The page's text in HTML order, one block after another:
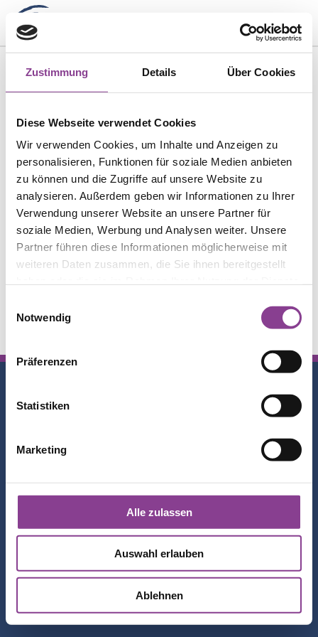
Zustimmung Details Über Cookies
Diese Webseite verwendet Cookies
Wir verwenden Cookies, um Inhalte und Anzeigen zu
personalisieren, Funktionen für soziale Medien anbieten
zu können und die Zugriffe auf unsere Website zu
analysieren. Außerdem geben wir Informationen zu Ihrer
Verwendung unserer Website an unsere Partner für
soziale Medien, Werbung und Analysen weiter. Unsere
Partner führen diese Informationen möglicherweise mit
weiteren Daten zusammen, die Sie ihnen bereitgestellt
Notwendig
Präferenzen
Statistiken
Marketing
Alle zulassen
Auswahl erlauben
Ablehnen
Menü
Kontakt
Unsere Häuser